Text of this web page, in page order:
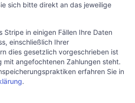
sich bitte direkt an das jeweilige
Stripe in einigen Fällen Ihre Daten
einschließlich Ihrer
dies gesetzlich vorgeschrieben ist
mit angefochtenen Zahlungen steht.
erfahren Sie in
.